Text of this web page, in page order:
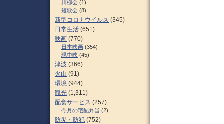
川柳会 (1)
短歌会 (8)
新型コロナウイルス (345)
日常生活 (651)
映画 (770)
日本映画 (354)
現中映 (45)
津波 (366)
火山 (91)
環境 (944)
観光 (1,311)
配食サービス (257)
今月の宅配弁当 (2)
防災・防犯 (752)